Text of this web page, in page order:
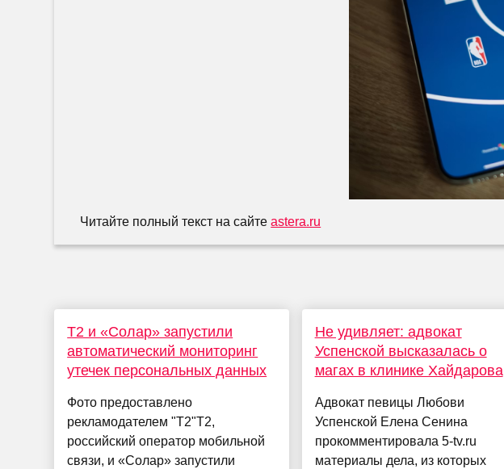
Читайте полный текст на сайтеastera.ru
T2 и «Солар» запустили
автоматический мониторинг
утечек персональных данных
Фото предоставлено
рекламодателем "Т2"T2,
российский оператор мобильной
связи, и «Солар» запустили
Не удивляет: адвокат
Успенской высказалась о
магах в клинике Хайдарова
Адвокат певицы Любови
Успенской Елена Сенина
прокомментировала 5-tv.ru
материалы дела, из которых